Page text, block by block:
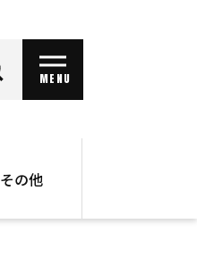
MENU
その他